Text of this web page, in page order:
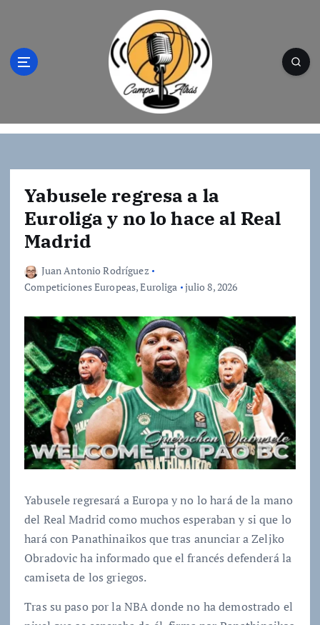
l
Campo Atrás - Tu web de baloncesto donde
mundo de la canasta. Crónicas, noticias,
artículos y fotos del mejor baloncesto
Yabusele regresa a la
Euroliga y no lo hace al Real
Madrid
Juan Antonio Rodríguez
Competiciones Europeas,Euroliga julio 8, 2026
Yabusele regresará a Europa y no lo hará de la mano
del Real Madrid como muchos esperaban y si que lo
hará con Panathinaikos que tras anunciar a Zeljko
Obradovic ha informado que el francés defenderá la
camiseta de los griegos.
Tras su paso por la NBA donde no ha demostrado el